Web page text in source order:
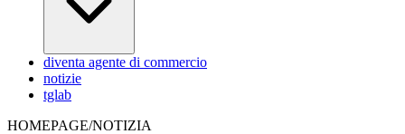
diventa agente di commercio
notizie
tglab
HOMEPAGE/NOTIZIA